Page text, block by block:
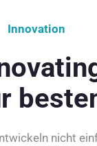
Innovation
nicht